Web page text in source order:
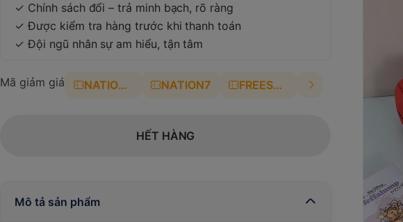
✓ Chính sách đổi – trả minh bạch, rõ ràng
✓ Được kiểm tra hàng trước khi thanh toán
✓ Đội ngũ nhân sự am hiểu, tận tâm
Mã giảm giá NATION4 NATION7 FREESHIP
HẾT HÀNG
Mô tả sản phẩm